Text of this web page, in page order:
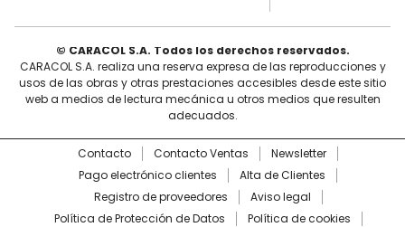
© CARACOL S.A. Todos los derechos reservados.
CARACOL S.A. realiza una reserva expresa de las reproducciones y
usos de las obras y otras prestaciones accesibles desde este sitio
web a medios de lectura mecánica u otros medios que resulten
adecuados.
Contacto Contacto Ventas
Newsletter
Pago electrónico clientes
Alta de Clientes
Registro de proveedores
Aviso legal
Política de Protección de Datos
Política de cookies